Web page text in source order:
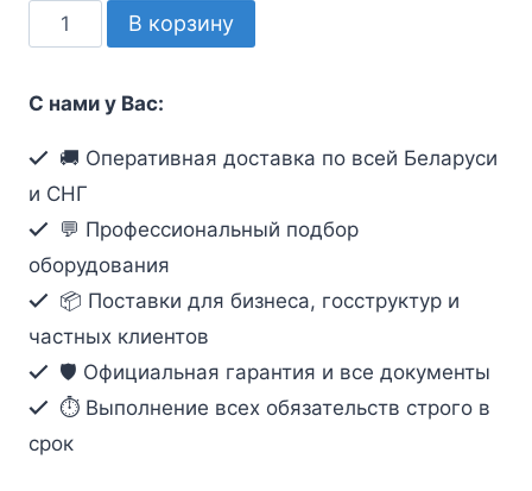
Количество
товара
консоли
CE604-
AT-
G.
DVI.
USB
В корзину
С нами у Вас:
🚚 Оперативная доставка по всей Беларуси
и СНГ
💬 Профессиональный подбор
оборудования
📦 Поставки для бизнеса, госструктур и
частных клиентов
🛡️ Официальная гарантия и все документы
⏱ Выполнение всех обязательств строго в
срок